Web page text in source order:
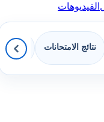
الفيديوهات
نتائج الامتحانات